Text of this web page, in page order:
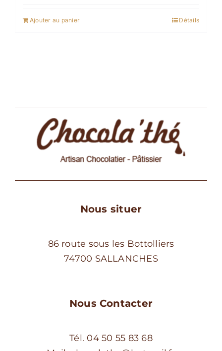
Ajouter au panier Détails
Nous situer
86 route sous les Bottolliers
74700 SALLANCHES
Nous Contacter
Tél. 04 50 55 83 68